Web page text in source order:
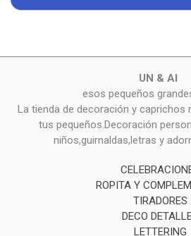
UN & AI
esos pequeños
La tienda de decoración y caprichos
tus pequeños.Decoración
niños,guirnaldas,letras y
ROPITA Y
TIRADORES
DECO
LETTERING